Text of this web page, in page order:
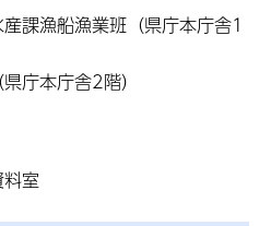
課漁船漁業班（県庁本庁舎1
庁本庁舎2階）
室